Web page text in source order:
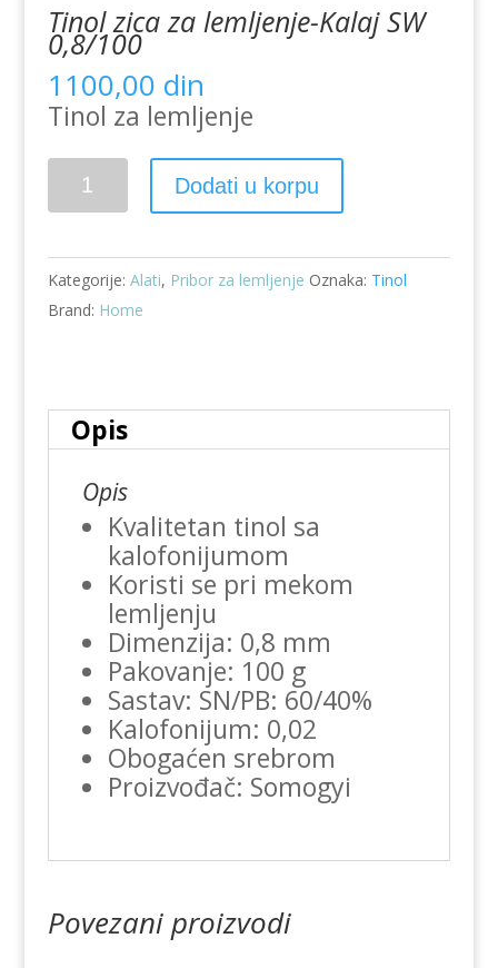
Tinol zica za lemljenje-Kalaj SW
0,8/100
1100,00 din
Tinol za lemljenje
Tinol
zica
lemljenje-
Kalaj
SW
Dodati u korpu
Kategorije: Alati, Pribor za lemljenje Oznaka: Tinol
Brand: Home
Opis
Opis
Kvalitetan tinol sa
kalofonijumom
Koristi se pri mekom
lemljenju
Dimenzija: 0,8 mm
Pakovanje: 100 g
Sastav: SN/PB: 60/40%
Kalofonijum: 0,02
Obogaćen srebrom
Proizvođač: Somogyi
Povezani proizvodi